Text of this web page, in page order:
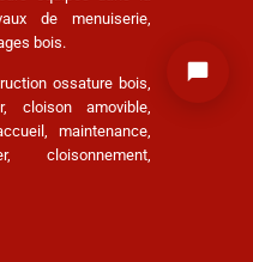
de menuiserie,
bois.
ossature bois,
cloison amovible,
maintenance,
cloisonnement,